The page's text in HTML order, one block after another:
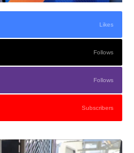
Likes
Follows
Follows
Subscribers